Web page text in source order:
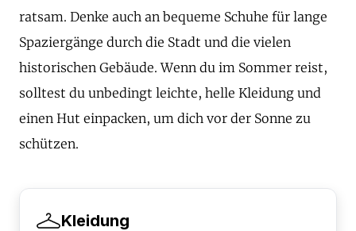
ratsam. Denke auch an bequeme Schuhe für lange
Spaziergänge durch die Stadt und die vielen
historischen Gebäude. Wenn du im Sommer reist,
solltest du unbedingt leichte, helle Kleidung und
einen Hut einpacken, um dich vor der Sonne zu
schützen.
Kleidung